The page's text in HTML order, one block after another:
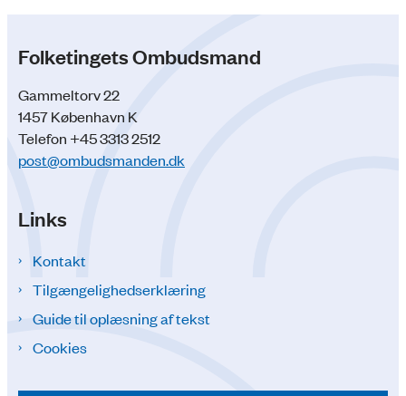
Folketingets Ombudsmand
Gammeltorv 22
1457 København K
Telefon +45 3313 2512
post@ombudsmanden.dk
Links
Kontakt
Tilgængelighedserklæring
Guide til oplæsning af tekst
Cookies